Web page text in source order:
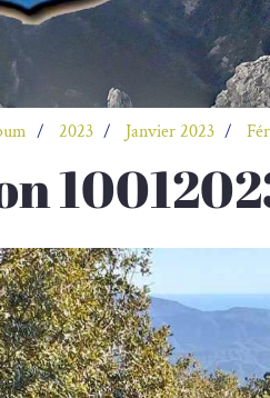
2023 Janvier 2023